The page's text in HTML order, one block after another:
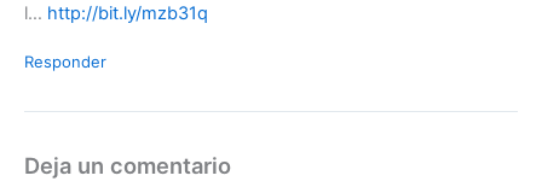
l… http://bit.ly/mzb31q
Responder
Deja un comentario